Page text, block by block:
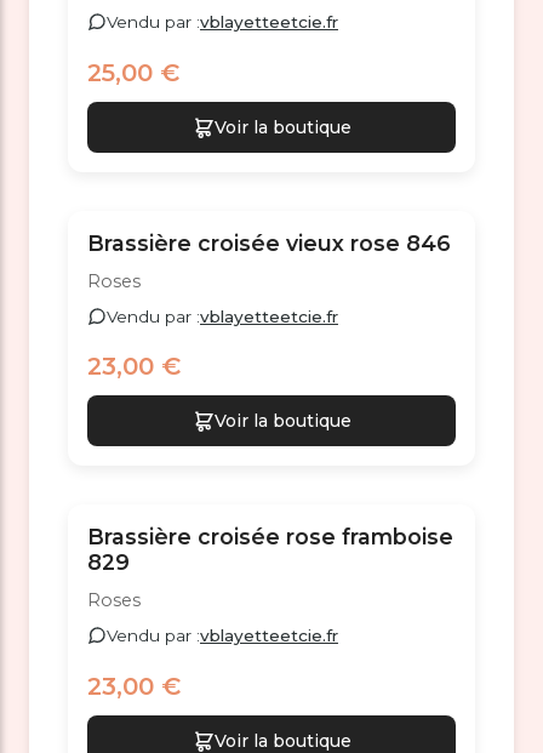
Vendu par :vblayetteetcie.fr
25,00 €
Voir la boutique
Brassière croisée vieux rose 846
Roses
Vendu par :vblayetteetcie.fr
23,00 €
Voir la boutique
Brassière croisée rose framboise
829
Roses
Vendu par :vblayetteetcie.fr
23,00 €
Voir la boutique